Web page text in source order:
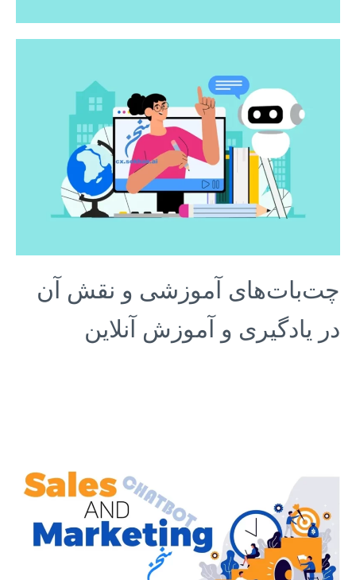
چت‌بات‌های آموزشی و نقش آن
در یادگیری و آموزش آنلاین